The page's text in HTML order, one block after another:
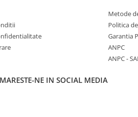
Metode
Politica
Garantia
ANPC
ANPC -
NE IN SOCIAL MEDIA